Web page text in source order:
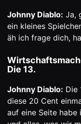
Johnny Diablo: Ja,
ein kleines
äh ich frage dich,
Die 13.
Johnny Diablo: Die
diese 20 Cent
auf eine Seite habe